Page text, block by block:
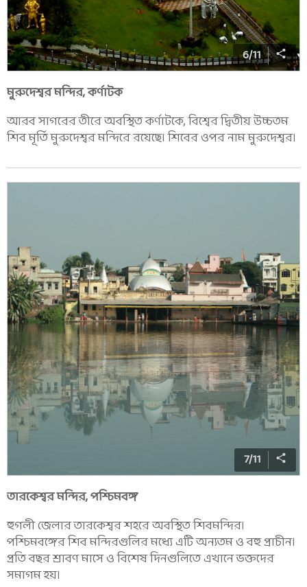
6/11
মুরুদেশ্বর মন্দির, কর্ণাটক
আরব সাগরের তীরে অবস্থিত কর্ণাটকে, বিশ্বের দ্বিতীয় উচ্চতম
শিব মূর্তি মুরুদেশ্বর মন্দিরে রয়েছে৷ শিবের ওপর নাম মুরুদেশ্বর।
7/11
তারকেশ্বর মন্দির, পশ্চিমবঙ্গ
হুগলী জেলার তারকেশ্বর শহরে অবস্থিত শিবমন্দির।
পশ্চিমবঙ্গের শিব মন্দিরগুলির মধ্যে এটি অন্যতম ও বহু প্রাচীন।
প্রতি বছর শ্রাবণ মাসে ও বিশেষ দিনগুলিতে এখানে ভক্তদের
সমাগম হয়।